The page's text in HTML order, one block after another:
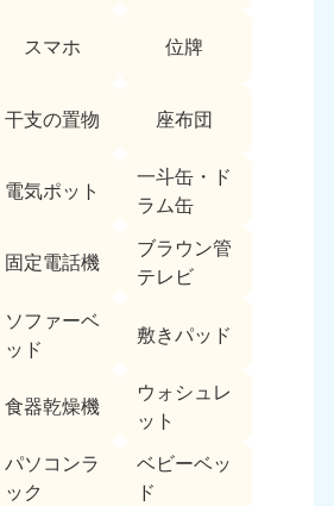
スマホ 位牌
干支の置物 座布団
電気ポット
一斗缶・ド
ラム缶
固定電話機
ブラウン管
テレビ
ソファーベ
ッド
敷きパッド
食器乾燥機
ウォシュレ
ット
パソコンラ
ック
ベビーベッ
ド
鹿児島県
050-1880-9889
無休
050-1880-9890
9:00〜19:00 年中無休
沖縄県
050-1880-9887